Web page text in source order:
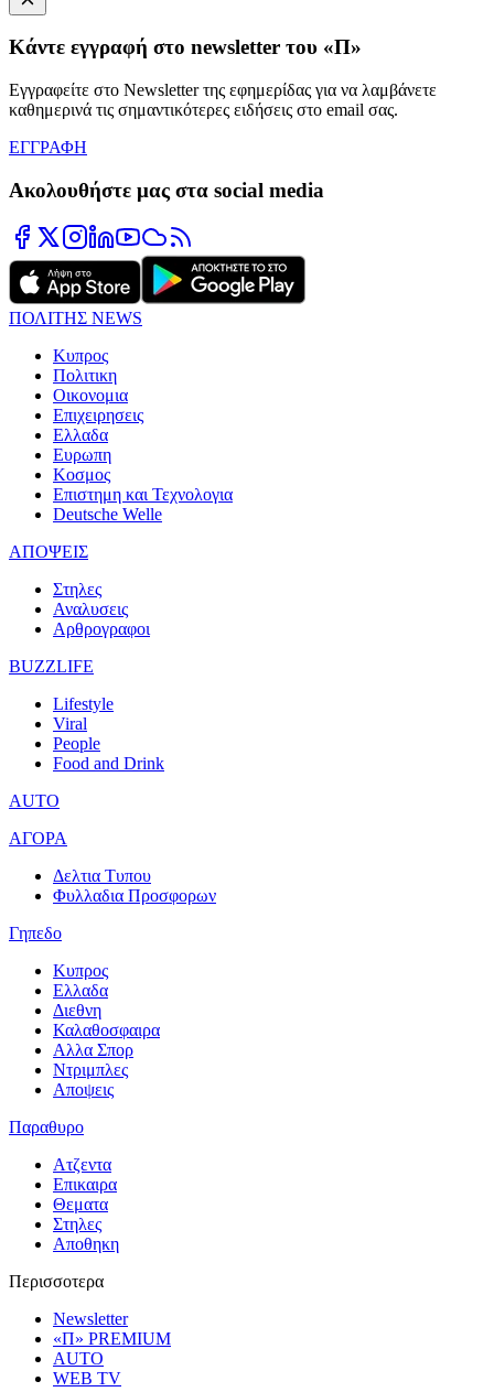
Κάντε εγγραφή στο newsletter του «Π»
Εγγραφείτε στο Newsletter της εφημερίδας για να λαμβάνετε
καθημερινά τις σημαντικότερες ειδήσεις στο email σας.
ΕΓΓΡΑΦΗ
Ακολουθήστε μας στα social media
ΠΟΛΙΤΗΣ NEWS
Κυπρος
Πολιτικη
Οικονομια
Επιχειρησεις
Ελλαδα
Ευρωπη
Κοσμος
Επιστημη και Τεχνολογια
Deutsche Welle
ΑΠΟΨΕΙΣ
Στηλες
Αναλυσεις
Αρθρογραφοι
BUZZLIFE
Lifestyle
Viral
People
Food and Drink
AUTO
ΑΓΟΡΑ
Δελτια Τυπου
Φυλλαδια Προσφορων
Γηπεδο
Κυπρος
Ελλαδα
Διεθνη
Καλαθοσφαιρα
Αλλα Σπορ
Ντριμπλες
Αποψεις
Παραθυρο
Ατζεντα
Επικαιρα
Θεματα
Στηλες
Αποθηκη
Περισσοτερα
Newsletter
«Π» PREMIUM
AUTO
WEB TV